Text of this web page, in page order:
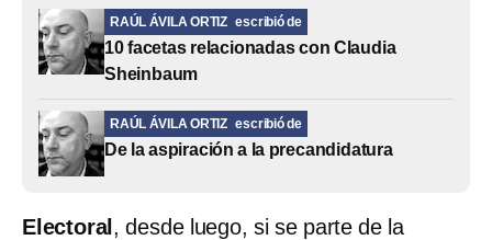
RAÚL ÁVILA ORTIZ escribió de
10 facetas relacionadas con Claudia
Sheinbaum
RAÚL ÁVILA ORTIZ escribió de
De la aspiración a la precandidatura
Electoral , desde luego, si se parte de la